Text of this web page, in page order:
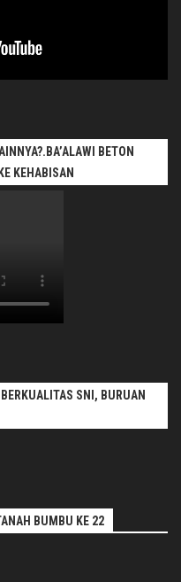
BETON
KEHABISAN
SNI, BURUAN
BUMBU KE 22